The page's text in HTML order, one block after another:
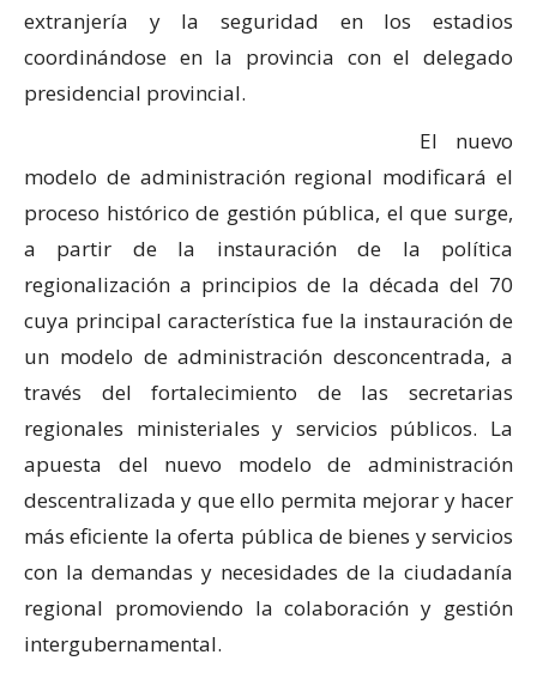
extranjería y la seguridad en los estadios
coordinándose en la provincia con el delegado
presidencial provincial.
El nuevo
modelo de administración regional modificará el
proceso histórico de gestión pública, el que surge,
a partir de la instauración de la política
regionalización a principios de la década del 70
cuya principal característica fue la instauración de
un modelo de administración desconcentrada, a
través del fortalecimiento de las secretarias
regionales ministeriales y servicios públicos. La
apuesta del nuevo modelo de administración
descentralizada y que ello permita mejorar y hacer
más eficiente la oferta pública de bienes y servicios
con la demandas y necesidades de la ciudadanía
regional promoviendo la colaboración y gestión
intergubernamental.